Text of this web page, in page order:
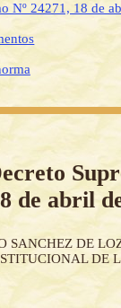
Nº 24271, 18 de
de abril
SANCHEZ DE
DE